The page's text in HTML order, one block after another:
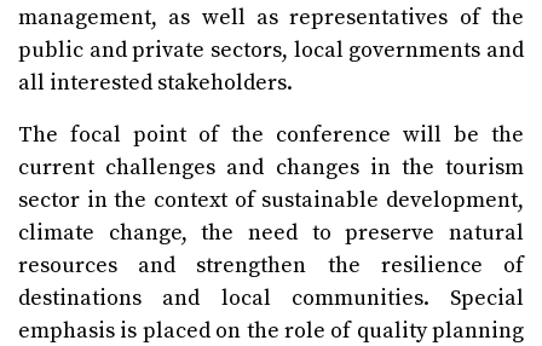
management, as well as representatives of the
public and private sectors, local governments and
all interested stakeholders.
The focal point of the conference will be the
current challenges and changes in the tourism
sector in the context of sustainable development,
climate change, the need to preserve natural
resources and strengthen the resilience of
destinations and local communities. Special
emphasis is placed on the role of quality planning